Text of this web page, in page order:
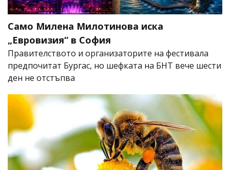
Само Милена Милотинова иска
„Евровизия“ в София
Правителството и организаторите на фестивала
предпочитат Бургас, но шефката на БНТ вече шести
ден не отстъпва